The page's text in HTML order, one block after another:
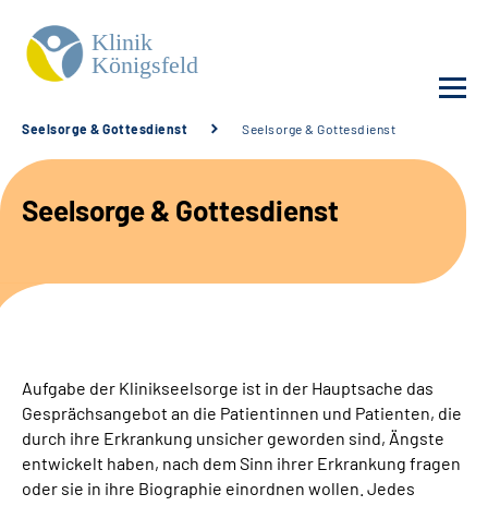
Unsere Klinik
Unsere Angebote
Service
Sozialdienste & Zuweisende
Suche
Seelsorge & Gottesdienst Seelsorge & Gottesdienst
Seelsorge & Gottesdienst
Aufgabe der Klinikseelsorge ist in der Hauptsache das
Gesprächsangebot an die Patientinnen und Patienten, die
durch ihre Erkrankung unsicher geworden sind, Ängste
entwickelt haben, nach dem Sinn ihrer Erkrankung fragen
oder sie in ihre Biographie einordnen wollen. Jedes